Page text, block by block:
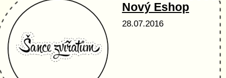
Nový Eshop
28.07.2016